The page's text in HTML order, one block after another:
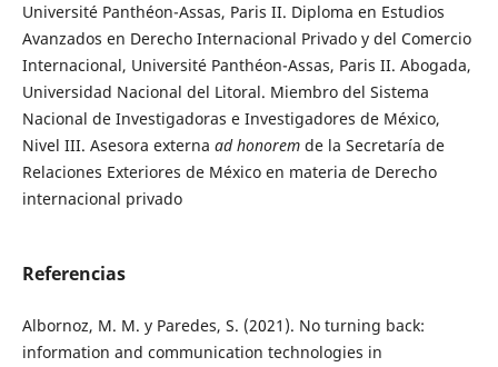
Université Panthéon-Assas, Paris II. Diploma en Estudios
Avanzados en Derecho Internacional Privado y del Comercio
Internacional, Université Panthéon-Assas, Paris II. Abogada,
Universidad Nacional del Litoral. Miembro del Sistema
Nacional de Investigadoras e Investigadores de México,
Nivel III. Asesora externa ad honoremde la Secretaría de
Relaciones Exteriores de México en materia de Derecho
internacional privado
Referencias
Albornoz, M. M. y Paredes, S. (2021). No turning back:
information and communication technologies in